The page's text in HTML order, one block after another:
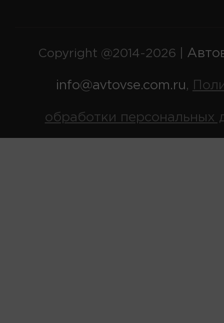
Copyright @2014-2026 |
info@avtovse.com.ru,
обработки персональных